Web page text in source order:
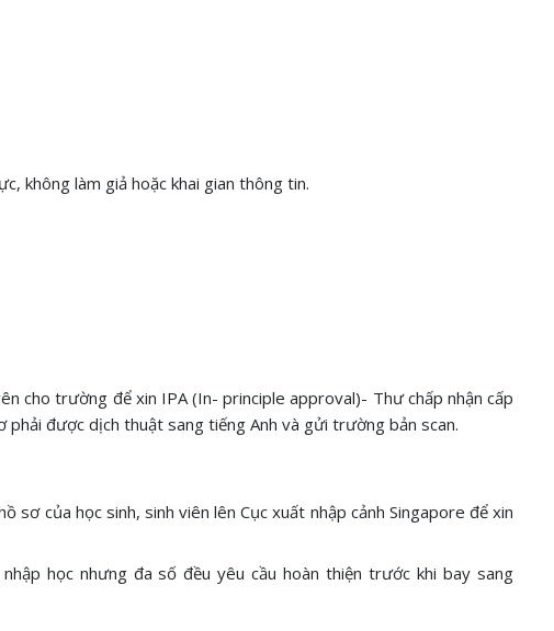
không làm giả hoặc khai gian thông tin.
cho trường để xin IPA (In- principle approval)- Thư chấp nhận cấp
được dịch thuật sang tiếng Anh và gửi trường bản scan.
của học sinh, sinh viên lên Cục xuất nhập cảnh Singapore để xin
học nhưng đa số đều yêu cầu hoàn thiện trước khi bay sang